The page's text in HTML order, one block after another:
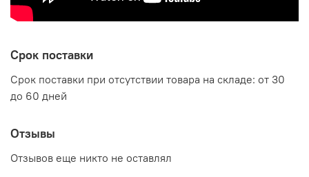
Мебельная компания ЭРА
Срок поставки
Срок поставки при отсутствии товара на складе: от 30
до 60 дней
Отзывы
Отзывов еще никто не оставлял